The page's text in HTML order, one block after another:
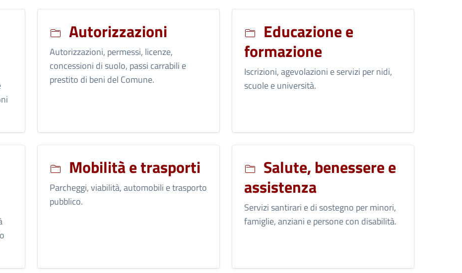
Autorizzazioni
Autorizzazioni, permessi, licenze,
concessioni di suolo, passi carrabili e
prestito di beni del Comune.
Educazione e
formazione
Iscrizioni, agevolazioni e servizi per nidi,
scuole e università.
Mobilità e trasporti
Parcheggi, viabilità, automobili e trasporto
pubblico.
Salute, benessere e
assistenza
Servizi santirari e di sostegno per minori,
famiglie, anziani e persone con disabilità.